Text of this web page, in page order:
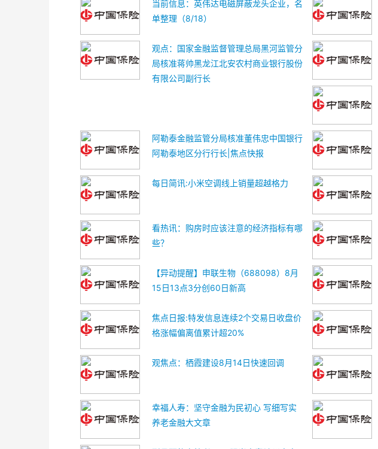
当前信息：英伟达电磁屏蔽龙头企业，名
单整理（8/18）
观点：国家金融监督管理总局黑河监管分
局核准蒋帅黑龙江北安农村商业银行股份
有限公司副行长
阿勒泰金融监管分局核准董伟忠中国银行
阿勒泰地区分行行长|焦点快报
每日简讯:小米空调线上销量超越格力
看热讯：购房时应该注意的经济指标有哪
些？
【异动提醒】申联生物（688098）8月
15日13点3分创60日新高
焦点日报:特发信息连续2个交易日收盘价
格涨幅偏离值累计超20%
观焦点：栖霞建设8月14日快速回调
幸福人寿：坚守金融为民初心 写细写实
养老金融大文章